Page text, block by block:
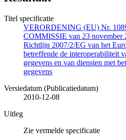
Titel specificatie
VERORDENING (EU) Nr.
COMMISSIE van 23 november
Richtlijn 2007/2/EG van het
betreffende de interoperabiliteit
gegevens en van diensten met
gegevens
Versiedatum (Publicatiedatum)
2010-12-08
Uitleg
Zie vermelde specificatie